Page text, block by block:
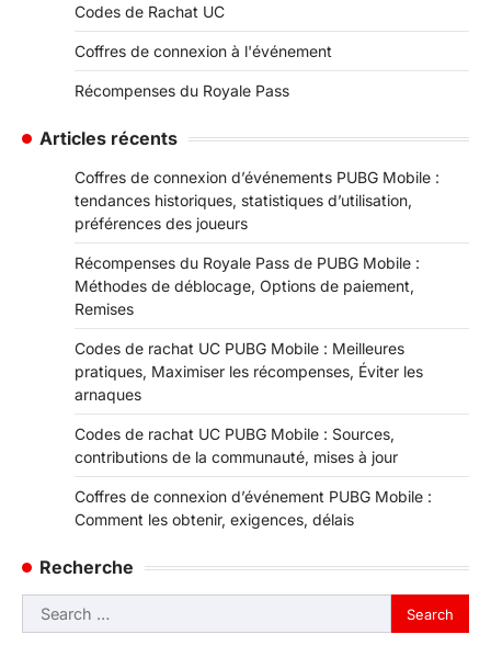
Codes de Rachat UC
Coffres de connexion à l'événement
Récompenses du Royale Pass
Articles récents
Coffres de connexion d’événements PUBG Mobile :
tendances historiques, statistiques d’utilisation,
préférences des joueurs
Récompenses du Royale Pass de PUBG Mobile :
Méthodes de déblocage, Options de paiement,
Remises
Codes de rachat UC PUBG Mobile : Meilleures
pratiques, Maximiser les récompenses, Éviter les
arnaques
Codes de rachat UC PUBG Mobile : Sources,
contributions de la communauté, mises à jour
Coffres de connexion d’événement PUBG Mobile :
Comment les obtenir, exigences, délais
Recherche
Search
for: